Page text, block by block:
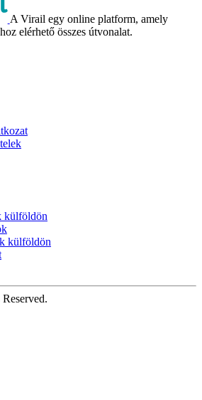
A Virail egy online platform, amely
elérhető összes útvonalat.
külföldön
külföldön